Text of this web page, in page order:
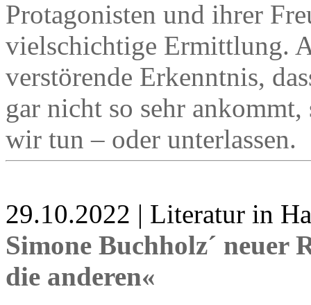
Protagonisten und ihrer
vielschichtige Ermittlung.
verstörende Erkenntnis,
gar nicht so sehr
wir tun – oder unterlassen.
29.10.2022 | Literatur in
Simone Buchholz´ neuer
die anderen«